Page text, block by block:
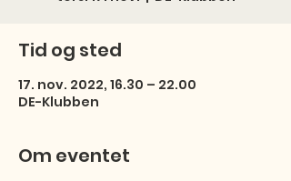
Tid og sted
17. nov. 2022, 16.30 – 22.00
DE-Klubben
Om eventet